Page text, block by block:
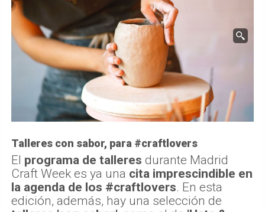
Talleres con sabor, para #craftlovers
programa de talleresdurante Madrid
Craft Week es ya una cita imprescindible en
la agenda de los #craftlovers. En esta
edición, además, hay una selección de
talleres 'con sabor', como el de'Hats &
el que los participantes disfrutarán de un
cocktail Gin Xoriguer mientras diseñan su
propio sombrero, o el de'Cerámica &
Cerveza Artesanal', que realizaClarina
CeramicsconCervezas Alhambra.